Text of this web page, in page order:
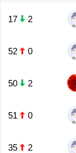
17 2
52 0
50 2
51 0
35 2